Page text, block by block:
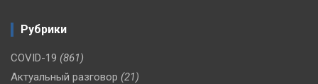
Рубрики
COVID-19 (861)
Актуальный разговор (21)